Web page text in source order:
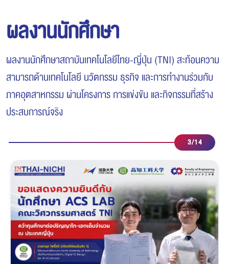
ผลงานนักศึกษา
ผลงานนักศึกษาสถาบันเทคโนโลยีไทย-ญี่ปุ่น (TNI) สะท้อนความ
สามารถด้านเทคโนโลยี นวัตกรรม ธุรกิจ และการทำงานร่วมกับ
ภาคอุตสาหกรรม ผ่านโครงการ การแข่งขัน และกิจกรรมที่สร้าง
ประสบการณ์จริง
4/14